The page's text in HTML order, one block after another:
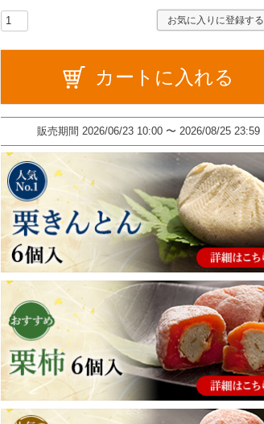
須
)
お気に入りに登録する
カートに入れる
販売期間 2026/06/23 10:00 〜 2026/08/25 23:59